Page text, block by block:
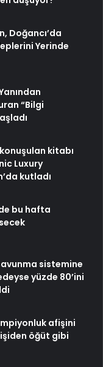
Doğancı’da
Yerinde
“Bilgi
kitabı
Luxury
kutladı
bu hafta
sistemine
yüzde 80’ini
afişini
öğüt gibi